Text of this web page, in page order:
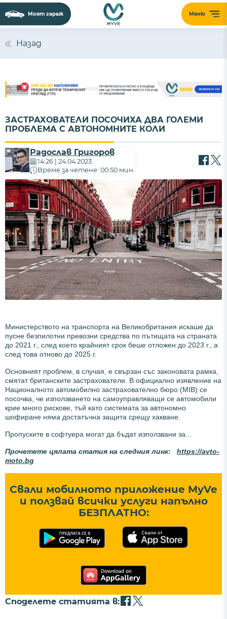
Меню
Моят гараж
Назад
ЗАСТРАХОВАТЕЛИ ПОСОЧИХА ДВА ГОЛЕМИ
ПРОБЛЕМА С АВТОНОМНИТЕ КОЛИ
Радослав Григоров
14:26 | 24.04.2023
Време за четене: 00:50 мин.
Министерството на транспорта на Великобритания искаше да
пусне безпилотни превозни средства по пътищата на страната
до 2021 г., след което крайният срок беше отложен до 2023 г., а
след това отново до 2025 г.
Основният проблем, в случая, е свързан със законовата рамка,
смятат британските застрахователи. В официално изявление на
Националното автомобилно застрахователно бюро (MIB) се
посочва, че използването на самоуправляващи се автомобили
крие много рискове, тъй като системата за автономно
шофиране няма достатъчна защита срещу хакване.
Пропуските в софтуера могат да бъдат използвани за...
Прочетете цялата статия на следния линк: https://avto-
moto.bg
Свали мобилното приложение MyVe
и ползвай всички услуги напълно
БЕЗПЛАТНО:
Споделете статията в: